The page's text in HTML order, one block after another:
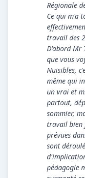
Régionale
Ce qui m'a
travail des
D'abord Mr
que vous
Nuisibles,
même qui
un vrai et
partout,
sommier,
travail bien
prévues
sont
pédagogie